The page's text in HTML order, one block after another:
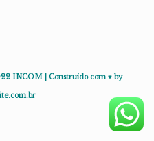
INCOM | Construido com ♥ by